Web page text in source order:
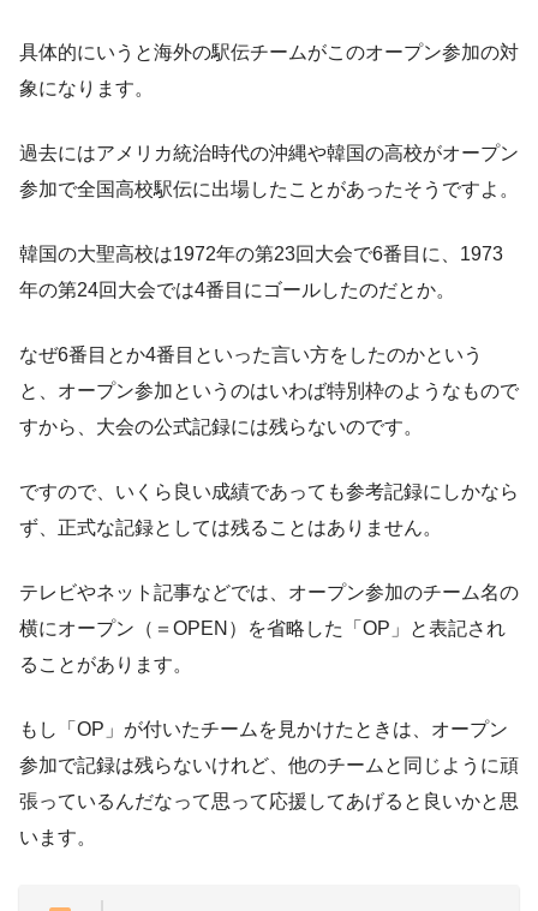
具体的にいうと海外の駅伝チームがこのオープン参加の対
象になります。
過去にはアメリカ統治時代の沖縄や韓国の高校がオープン
参加で全国高校駅伝に出場したことがあったそうですよ。
韓国の大聖高校は1972年の第23回大会で6番目に、1973
年の第24回大会では4番目にゴールしたのだとか。
なぜ6番目とか4番目といった言い方をしたのかという
と、オープン参加というのはいわば特別枠のようなもので
すから、大会の公式記録には残らないのです。
ですので、いくら良い成績であっても参考記録にしかなら
ず、正式な記録としては残ることはありません。
テレビやネット記事などでは、オープン参加のチーム名の
横にオープン（＝OPEN）を省略した「OP」と表記され
ることがあります。
もし「OP」が付いたチームを見かけたときは、オープン
参加で記録は残らないけれど、他のチームと同じように頑
張っているんだなって思って応援してあげると良いかと思
います。